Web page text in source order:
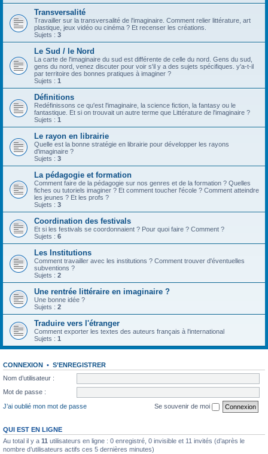
Transversalité
Travailler sur la transversalité de l'imaginaire. Comment relier littérature, art
plastique, jeux vidéo ou cinéma ? Et recenser les créations.
Sujets : 3
Le Sud / le Nord
La carte de l'imaginaire du sud est différente de celle du nord. Gens du sud,
gens du nord, venez discuter pour voir s'il y a des sujets spécifiques. y'a-t-il
par territoire des bonnes pratiques à imaginer ?
Sujets : 1
Définitions
Redéfinissons ce qu'est l'imaginaire, la science fiction, la fantasy ou le
fantastique. Et si on trouvait un autre terme que Littérature de l'imaginaire ?
Sujets : 1
Le rayon en librairie
Quelle est la bonne stratégie en librairie pour développer les rayons
d'imaginaire ?
Sujets : 3
La pédagogie et formation
Comment faire de la pédagogie sur nos genres et de la formation ? Quelles
fiches ou tutoriels imaginer ? Et comment toucher l'école ? Comment atteindre
les jeunes ? Et les profs ?
Sujets : 3
Coordination des festivals
Et si les festivals se coordonnaient ? Pour quoi faire ? Comment ?
Sujets : 6
Les Institutions
Comment travailler avec les institutions ? Comment trouver d'éventuelles
subventions ?
Sujets : 2
Une rentrée littéraire en imaginaire ?
Une bonne idée ?
Sujets : 2
Traduire vers l'étranger
Comment exporter les textes des auteurs français à l'international
Sujets : 1
CONNEXION • S’ENREGISTRER
Nom d’utilisateur :
Mot de passe :
J’ai oublié mon mot de passe
Se souvenir de moi
QUI EST EN LIGNE
Au total il y a 11 utilisateurs en ligne : 0 enregistré, 0 invisible et 11 invités (d’après le
nombre d’utilisateurs actifs ces 5 dernières minutes)